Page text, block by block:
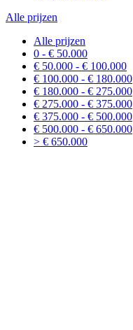
Alle prijzen
Alle prijzen
0 - € 50.000
€ 50.000 - € 100.000
€ 100.000 - € 180.000
€ 180.000 - € 275.000
€ 275.000 - € 375.000
€ 375.000 - € 500.000
€ 500.000 - € 650.000
> € 650.000